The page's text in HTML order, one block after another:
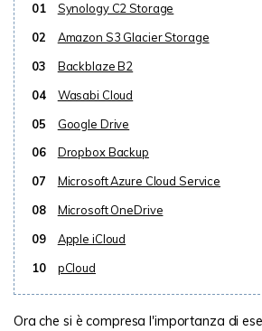
01
Synology C2 Storage
02
Amazon S3 Glacier Storage
03
Backblaze B2
04
Wasabi Cloud
05
Google Drive
06
Dropbox Backup
07
Microsoft Azure Cloud Service
08
Microsoft OneDrive
09
Apple iCloud
10
pCloud
Ora che si è compresa l'importanza di